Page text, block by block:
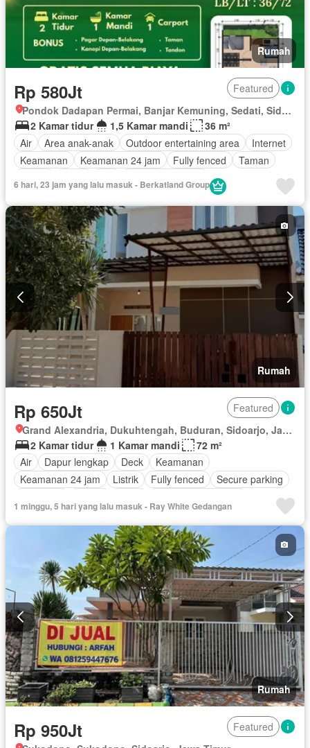
Rumah
Rp 580Jt
Featured
Pondok Dadapan Permai, Banjar Kemuning, Sedati, Sidoarjo, Jawa Timur
2 Kamar tidur
1,5 Kamar mandi
36 m²
Air
Area anak-anak Outdoor entertaining area
Internet
Keamanan
Keamanan 24 jam Fully fenced
Taman
6 hari, 23 jam yang lalu masuk - Berkatland Group
Rumah
Rp 650Jt
Featured
Grand Alexandria, Dukuhtengah, Buduran, Sidoarjo, Jawa Timur
2 Kamar tidur
1 Kamar mandi
72 m²
Air
Dapur lengkap Deck
Keamanan
Keamanan 24 jam
Listrik Fully fenced
Secure parking
1 minggu, 5 hari yang lalu masuk - Ray White Gedangan
Rumah
Rp 950Jt
Featured